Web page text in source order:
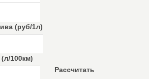
(руб/1л)
100км)
Рассчитать